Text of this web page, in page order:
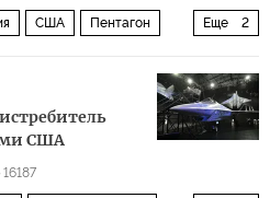
Еще 2
США Пентагон
США
16187